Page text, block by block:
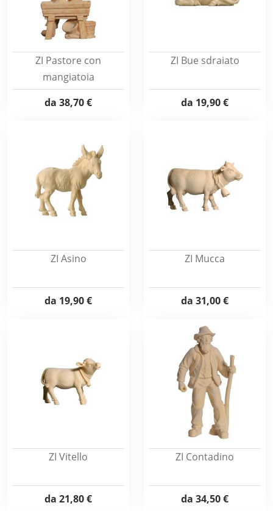
ZI Pastore con
mangiatoia
da 38,70 €
ZI Bue sdraiato
da 19,90 €
ZI Asino
da 19,90 €
ZI Mucca
da 31,00 €
ZI Vitello
da 21,80 €
ZI Contadino
da 34,50 €